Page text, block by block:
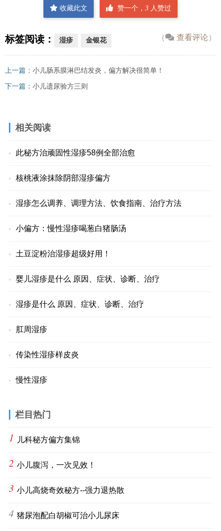
收藏此文 赞一个，3 人赞过
（ 查看评论）
标签阅读： 湿疹 金银花
上一篇： 小儿肠系膜淋巴结发炎，偏方解决很简单！
下一篇： 小儿遗尿验方三则
相关阅读
此秘方治顽固性湿疹58例全部治愈
核桃液涂抹除阴部湿疹偏方
湿疹怎么调养、调理方法、饮食指南、治疗方法
小偏方：慢性湿疹喝葱白猪肠汤
土豆淀粉治湿疹超级好用！
婴儿湿疹是什么 原因、症状、诊断、治疗
湿疹是什么 原因、症状、诊断、治疗
肛周湿疹
传染性湿疹样皮炎
慢性湿疹
栏目热门
1 儿科秘方偏方集锦
2 小儿腹泻，一次见效！
3 小儿高烧奇效秘方--强力退热散
4 猪尿泡配白胡椒可治小儿尿床